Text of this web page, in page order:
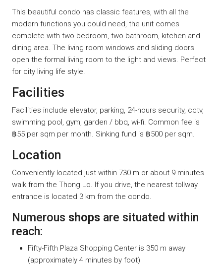
This beautiful condo has classic features, with all the
modern functions you could need, the unit comes
complete with two bedroom, two bathroom, kitchen and
dining area. The living room windows and sliding doors
open the formal living room to the light and views. Perfect
for city living life style.
Facilities
Facilities include elevator, parking, 24-hours security, cctv,
swimming pool, gym, garden / bbq, wi-fi. Common fee is
฿55 per sqm per month. Sinking fund is ฿500 per sqm.
Location
Conveniently located just within 730 m or about 9 minutes
walk from the Thong Lo. If you drive, the nearest tollway
entrance is located 3 km from the condo.
Numerous shops are situated within
reach:
Fifty-Fifth Plaza Shopping Center is 350 m away
(approximately 4 minutes by foot)